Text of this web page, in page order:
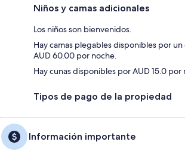
Niños y camas adicionales
Los niños son bienvenidos.
Hay camas plegables disponibles por
AUD 60.00 por noche.
Hay cunas disponibles por AUD 15.0 por
Tipos de pago de la propiedad
Información importante